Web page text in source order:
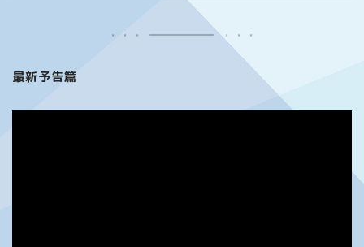
最新予告篇